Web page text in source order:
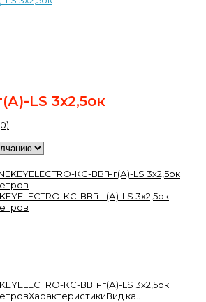
LS 3х2,5ок
КС-ВВГнг(А)-LS 3х2,5ок
КС-ВВГнг(А)-LS 3х2,5ок
ка..